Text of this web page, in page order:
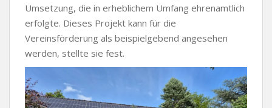
Umsetzung, die in erheblichem Umfang ehrenamtlich
erfolgte. Dieses Projekt kann für die
Vereinsförderung als beispielgebend angesehen
werden, stellte sie fest.